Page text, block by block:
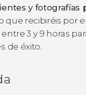
y fotografías
que recibiréis por
3 y 9 horas
de éxito.